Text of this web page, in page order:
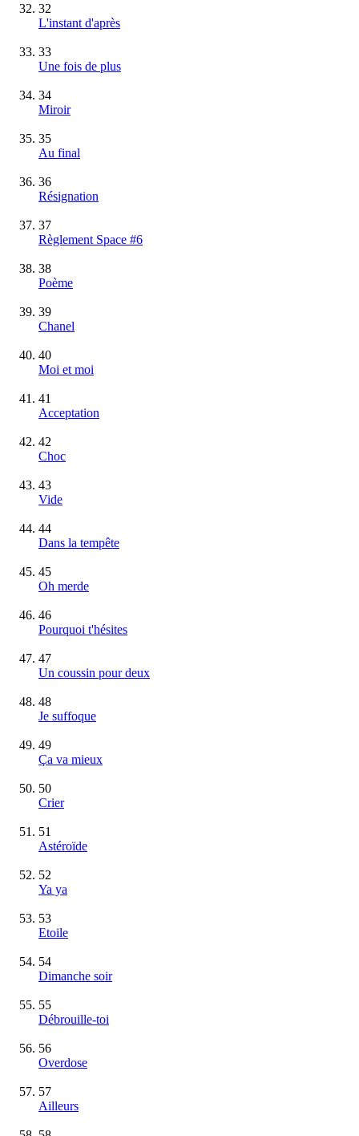
32
L'instant d'après
33
Une fois de plus
34
Miroir
35
Au final
36
Résignation
37
Règlement Space #6
38
Poème
39
Chanel
40
Moi et moi
41
Acceptation
42
Choc
43
Vide
44
Dans la tempête
45
Oh merde
46
Pourquoi t'hésites
47
Un coussin pour deux
48
Je suffoque
49
Ça va mieux
50
Crier
51
Astéroïde
52
Ya ya
53
Etoile
54
Dimanche soir
55
Débrouille-toi
56
Overdose
57
Ailleurs